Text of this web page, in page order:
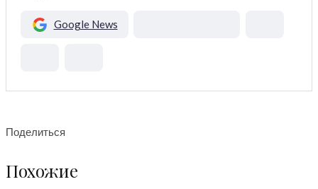
Google News
Поделиться
Похожие